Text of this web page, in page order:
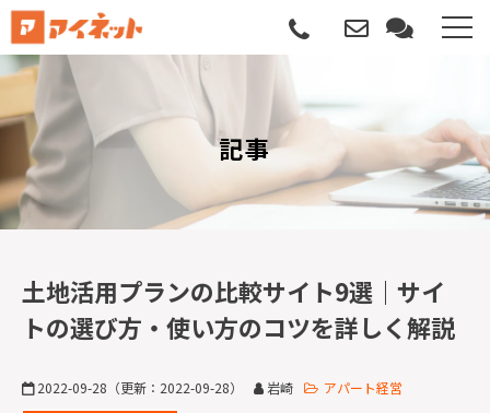
選ばれる理由
導入について
サポートについて
記事
資料請求
記事
土地活用プランの比較サイト9選｜サイ
トの選び方・使い方のコツを詳しく解説
2022-09-28 （更新： 2022-09-28） 岩崎
アパート経営